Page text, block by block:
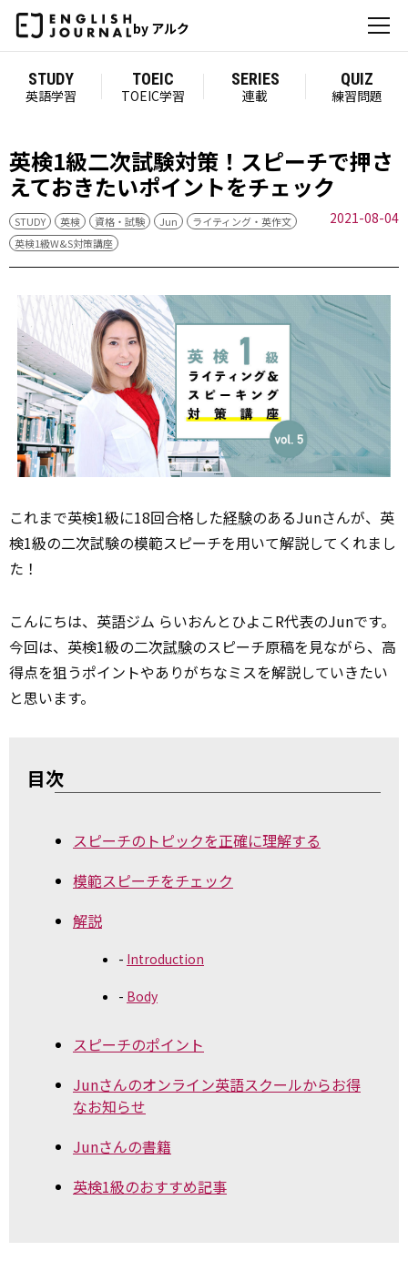
by アルク
STUDY
英語学習
TOEIC
TOEIC学習
SERIES
連載
QUIZ
練習問題
英検1級二次試験対策！スピーチで押さ
えておきたいポイントをチェック
STUDY 英検 資格・試験 Jun
ライティング・英作文
英検1級W&S対策講座
2021-08-04
これまで英検1級に18回合格した経験のあるJunさんが、英
検1級の二次試験の模範スピーチを用いて解説してくれまし
た！
こんにちは、英語ジム らいおんとひよこR代表のJunです。
今回は、英検1級の二次試験のスピーチ原稿を見ながら、高
得点を狙うポイントやありがちなミスを解説していきたい
と思います。
目次
スピーチのトピックを正確に理解する
模範スピーチをチェック
解説
Introduction
Body
スピーチのポイント
Junさんのオンライン英語スクールからお得
なお知らせ
Junさんの書籍
英検1級のおすすめ記事